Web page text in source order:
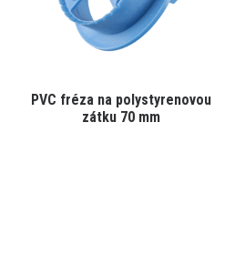
PVC fréza na polystyrenovou
zátku 70 mm